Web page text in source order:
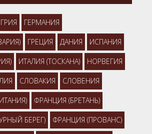
ГЕРМАНИЯ
ГРЕЦИЯ ДАНИЯ ИСПАНИЯ
ИТАЛИЯ (ТОСКАНА) НОРВЕГИЯ
СЛОВАКИЯ СЛОВЕНИЯ
ФРАНЦИЯ (БРЕТАНЬ)
БЕРЕГ) ФРАНЦИЯ (ПРОВАНС)